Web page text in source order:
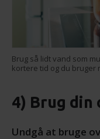
Brug så lidt vand som
kortere tid og du bruger
4) Brug din
Undgå at bruge